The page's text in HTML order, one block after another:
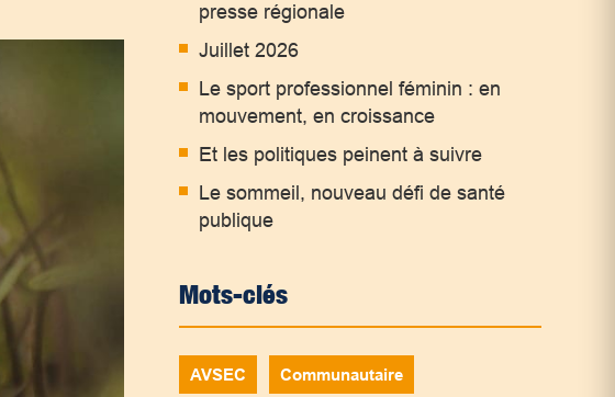
presse régionale
Juillet 2026
Le sport professionnel féminin : en
mouvement, en croissance
Et les politiques peinent à suivre
Le sommeil, nouveau défi de santé
publique
Mots-clés
AVSEC Communautaire